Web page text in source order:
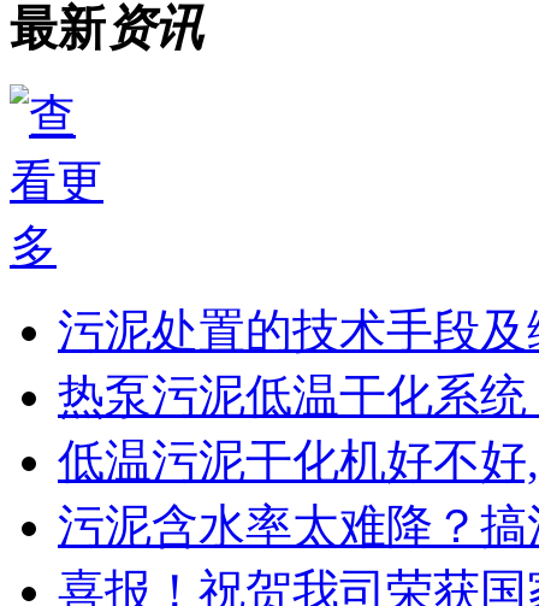
最新资讯
污泥处置的技术手段
热泵污泥低温干化系统
低温污泥干化机好不
污泥含水率太难降？
喜报！祝贺我司荣获